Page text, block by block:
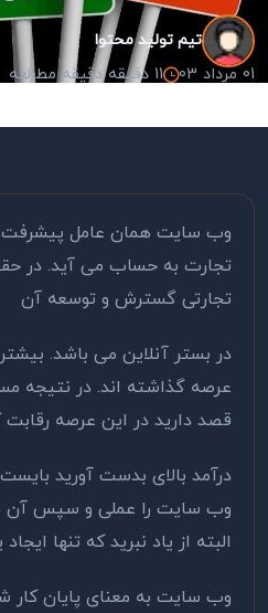
تیم تولید محتوا
01 مرداد 03 11 دقیقه دقیقه مطالعه
وب سایت همان عامل پیشرفت
تجارت به حساب می آید. در
تجارتی گسترش و توسعه آن
در بستر آنلاین می باشد.
عرصه گذاشته اند. در نتیجه
قصد دارید در این عرصه رقابت
درآمد بالای بدست آورید
وب سایت را عملی و سپس آن
البته از یاد نبرید که تنها
وب سایت به معنای پایان کار